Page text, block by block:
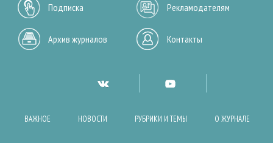
Подписка Рекламодателям
Архив журналов Контакты
ВАЖНОЕ НОВОСТИ РУБРИКИ И ТЕМЫ О ЖУРНАЛЕ